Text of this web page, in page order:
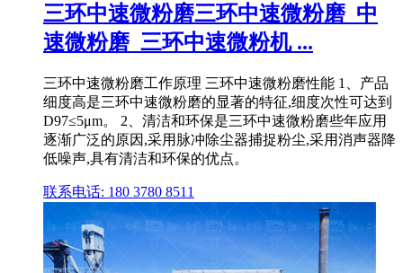
三环中速微粉磨三环中速微粉磨_中
速微粉磨_三环中速微粉机 ...
三环中速微粉磨工作原理 三环中速微粉磨性能 1、产品
细度高是三环中速微粉磨的显著的特征,细度次性可达到
D97≤5μm。 2、清洁和环保是三环中速微粉磨些年应用
逐渐广泛的原因,采用脉冲除尘器捕捉粉尘,采用消声器降
低噪声,具有清洁和环保的优点。
联系电话: 180 3780 8511